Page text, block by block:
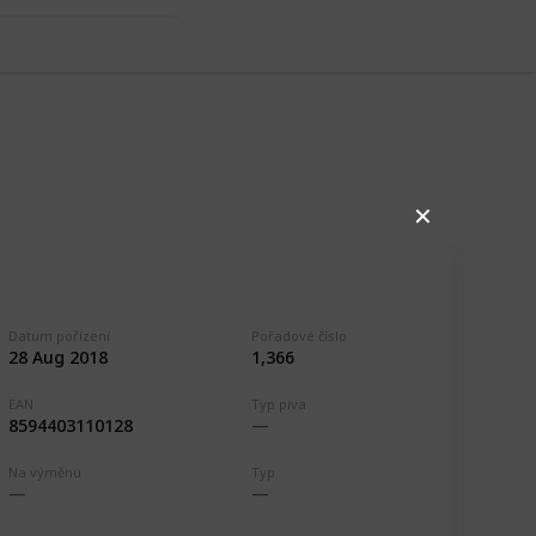
✕
Datum pořízení
28 Aug 2018
Pořadové číslo
1,366
EAN
8594403110128
Typ piva
Na výměnu Typ
Likes
Share